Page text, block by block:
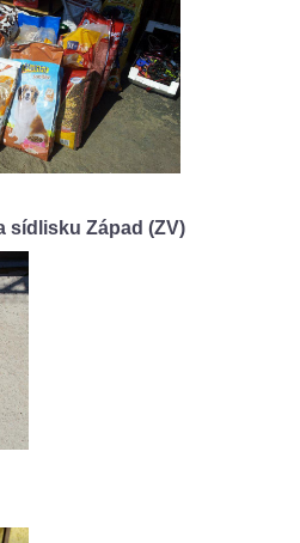
sídlisku Západ (ZV)